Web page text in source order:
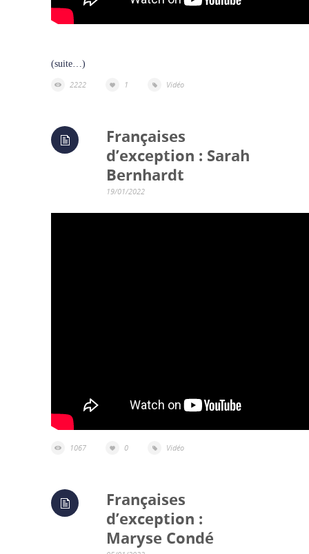
(suite…)
2222
1 Vidéo
Françaises
d’exception : Sarah
Bernhardt
19/01/2022
1067 0 Vidéo
Françaises
d’exception :
Maryse Condé